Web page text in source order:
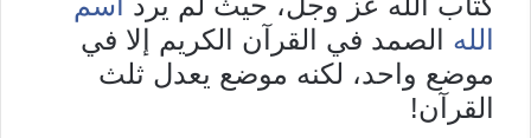
الله الصمد في القرآن الكريم إلا في
موضع واحد، لكنه موضع يعدل ثلث
القرآن!